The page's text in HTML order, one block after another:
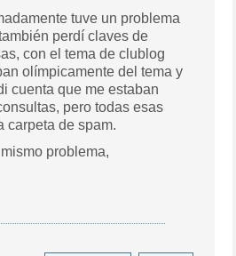
tuve un problema
perdí claves de
con el tema de clublog
olímpicamente del tema y
cuenta que me estaban
pero todas esas
carpeta de spam.
problema,